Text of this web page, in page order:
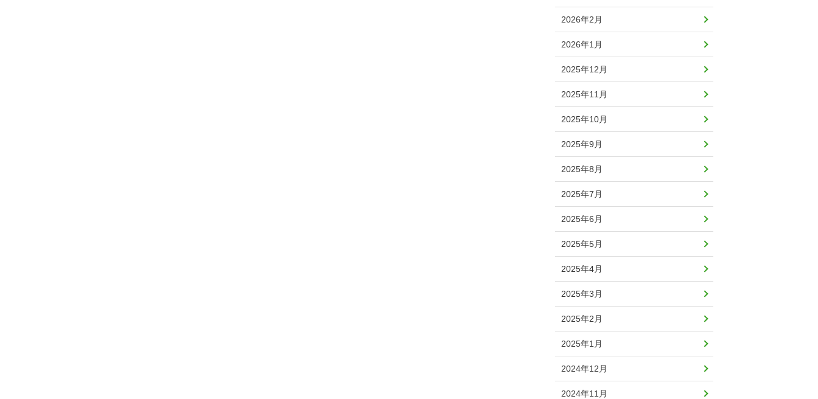
2026年2月
2026年1月
2025年12月
2025年11月
2025年10月
2025年9月
2025年8月
2025年7月
2025年6月
2025年5月
2025年4月
2025年3月
2025年2月
2025年1月
2024年12月
2024年11月